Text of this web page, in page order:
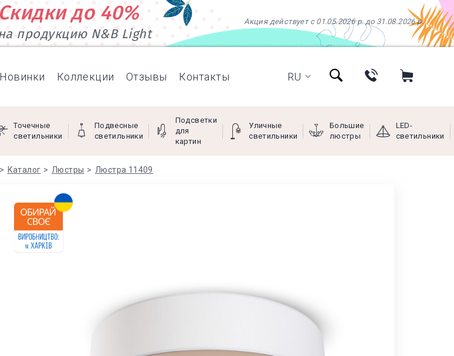
Скидки до 40%
продукцию N&B Light
Акция действует с 01.05.2026 р. до 31.08.2026 р.
Новинки Коллекции Отзывы Контакты RU
Точечные
светильники
Подвесные
светильники
Подсветки
для
картин
Уличные
светильники
Большие
люстры
LED-
светильники
Каталог Люстры Люстра 11409